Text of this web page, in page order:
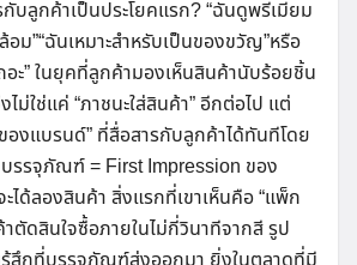
บลูกค้าเป็นประโยคแรก? “ฉันดูพรีเมียม
อม”“ฉันเหมาะสำหรับเป็นของขวัญ”หรือ
ะ” ในยุคที่ลูกค้ามองเห็นสินค้านับร้อยชิ้น
ใช่แค่ “ภาชนะใส่สินค้า” อีกต่อไป แต่
องแบรนด์” ที่สื่อสารกับลูกค้าได้ทันทีโดย
รจุภัณฑ์ = First Impression ของ
ได้ลองสินค้า สิ่งแรกที่เขาเห็นคือ “แพ็ก
ตัดสินใจซื้อภายในไม่กี่วินาทีจากสี รูป